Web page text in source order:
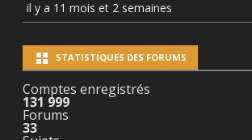
il y a 11 mois et 2 semaines
STATISTIQUES DES FORUMS
Comptes enregistrés
131 999
Forums
33